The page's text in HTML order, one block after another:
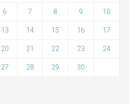
6 7 8 9 10
13 14 15 16 17
20 21 22 23 24
27 28 29 30